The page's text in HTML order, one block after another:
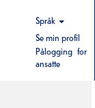
Språk
Se min profil
Pålogging for
ansatte